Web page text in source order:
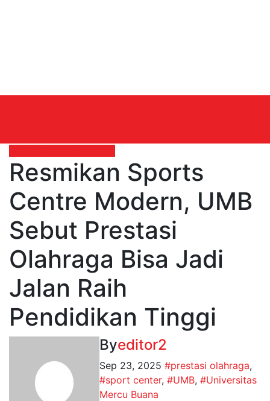
Resmikan Sports
Centre Modern, UMB
Sebut Prestasi
Olahraga Bisa Jadi
Jalan Raih
Pendidikan Tinggi
Byeditor2
Sep 23, 2025 #prestasi olahraga,
#sport center, #UMB, #Universitas
Mercu Buana